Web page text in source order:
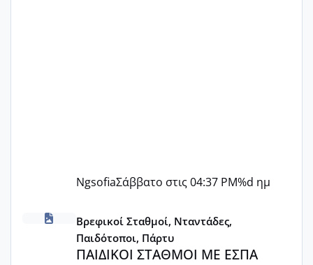
NgsofiaΣάββατο στις 04:37 PM%d ημ
ΠΑΙΔΙΚΟΙ ΣΤΑΘΜΟΙ ΜΕ ΕΣΠΑ
Βρεφικοί Σταθμοί, Νταντάδες,
Παιδότοποι, Πάρτυ
ΠΑΙΔΙΚΟΙ ΣΤΑΘΜΟΙ ΜΕ ΕΣΠΑ